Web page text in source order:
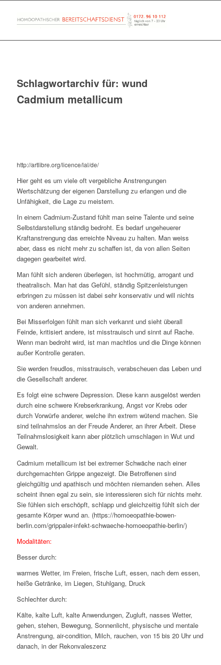
Schlagwortarchiv für: wund
Cadmium metallicum
http://artlibre.org/licence/lal/de/
Hier geht es um viele oft vergebliche Anstrengungen
Wertschätzung der eigenen Darstellung zu erlangen und die
Unfähigkeit, die Lage zu meistern.
In einem Cadmium-Zustand fühlt man seine Talente und seine
Selbstdarstellung ständig bedroht. Es bedarf ungeheuerer
Kraftanstrengung das erreichte Niveau zu halten. Man weiss
aber, dass es nicht mehr zu schaffen ist, da von allen Seiten
dagegen gearbeitet wird.
Man fühlt sich anderen überlegen, ist hochmütig, arrogant und
theatralisch. Man hat das Gefühl, ständig Spitzenleistungen
erbringen zu müssen ist dabei sehr konservativ und will nichts
von anderen annehmen.
Bei Misserfolgen fühlt man sich verkannt und sieht überall
Feinde, kritisiert andere, ist misstrauisch und sinnt auf Rache.
Wenn man bedroht wird, ist man machtlos und die Dinge können
außer Kontrolle geraten.
Sie werden freudlos, misstrauisch, verabscheuen das Leben und
die Gesellschaft anderer.
Es folgt eine schwere Depression. Diese kann ausgelöst werden
durch eine schwere Krebserkrankung, Angst vor Krebs oder
durch Vorwürfe anderer, welche ihn extrem wütend machen. Sie
sind teilnahmslos an der Freude Anderer, an ihrer Arbeit. Diese
Teilnahmslosigkeit kann aber plötzlich umschlagen in Wut und
Gewalt.
Cadmium metallicum ist bei extremer Schwäche nach einer
durchgemachten Grippe angezeigt. Die Betroffenen sind
gleichgültig und apathisch und möchten niemanden sehen. Alles
scheint ihnen egal zu sein, sie interessieren sich für nichts mehr.
Sie fühlen sich erschöpft, schlapp und gleichzeitig fühlt sich der
gesamte Körper wund an. (https://homoeopathie-bowen-
berlin.com/grippaler-infekt-schwaeche-homoeopathie-berlin/)
Modalitäten:
Besser durch:
warmes Wetter, im Freien, frische Luft, essen, nach dem essen,
heiße Getränke, im Liegen, Stuhlgang, Druck
Schlechter durch:
Kälte, kalte Luft, kalte Anwendungen, Zugluft, nasses Wetter,
gehen, stehen, Bewegung, Sonnenlicht, physische und mentale
Anstrengung, air-condition, Milch, rauchen, von 15 bis 20 Uhr und
danach, in der Rekonvaleszenz